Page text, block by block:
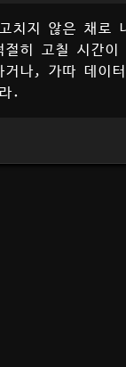
치지 않은 채
히 고칠 시간
거나, 가따 데이
.